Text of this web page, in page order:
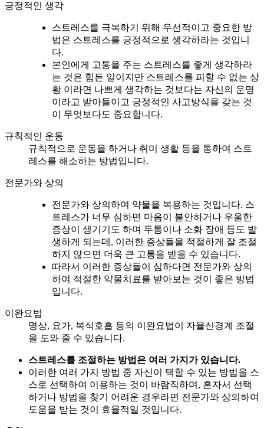
긍정적인 생각
스트레스를 극복하기 위해 우선적이고 중요한 방
법은 스트레스를 긍정적으로 생각하라는 것입니
다.
본인에게 고통을 주는 스트레스를 좋게 생각하라
는 것은 힘든 일이지만 스트레스를 피할 수 없는 상
황 이라면 나쁘게 생각하는 것보다는 자신의 운명
이라고 받아들이고 긍정적인 사고방식을 갖는 것
이 무엇보다도 중요합니다.
규칙적인 운동
규칙적으로 운동을 하거나 취미 생활 등을 통하여 스트
레스를 해소하는 방법입니다.
전문가와 상의
전문가와 상의하여 약물을 복용하는 것입니다. 스
트레스가 너무 심하면 마음이 불안하거나 우울한
증상이 생기기도 하며 두통이나 소화 장애 등도 발
생하게 되는데, 이러한 증상들을 적절하게 잘 조절
하지 않으면 더욱 큰 고통을 받을 수 있습니다.
따라서 이러한 증상들이 심하다면 전문가와 상의
하여 적절한 약물치료를 받아보는 것이 좋은 방법
입니다.
이완요법
명상, 요가, 복식호흡 등의 이완요법이 자율신경계 조절
을 도와 줄 수 있습니다.
스트레스를 조절하는 방법은 여러 가지가 있습니다.
이러한 여러 가지 방법 중 자신이 택할 수 있는 방법을 스
스로 선택하여 이용하는 것이 바람직하며, 혼자서 선택
하거나 방법을 찾기 어려운 경우라면 전문가와 상의하여
도움을 받는 것이 효율적일 것입니다.